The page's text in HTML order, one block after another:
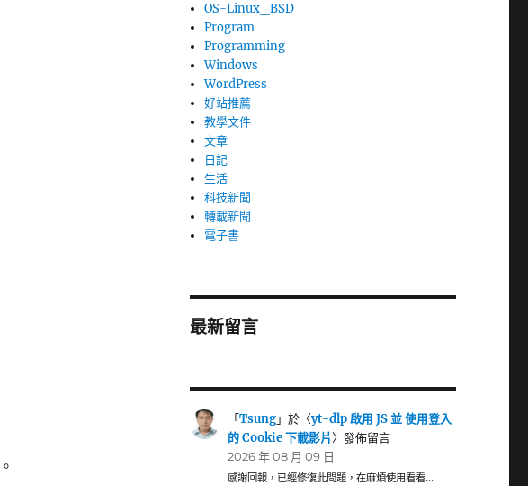
。
OS-Linux_BSD
Program
Programming
Windows
WordPress
好站推薦
教學文件
文章
日記
生活
科技新聞
轉載新聞
電子書
最新留言
「Tsung」於〈yt-dlp 啟用 JS 並 使用登入
的 Cookie 下載影片〉發佈留言
2026 年 08 月 09 日
感謝回報，已經修復此問題，在麻煩使用看看…